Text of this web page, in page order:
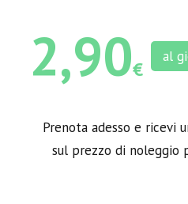
2,90€
al
Prenota adesso e ricevi
sul prezzo di noleggio